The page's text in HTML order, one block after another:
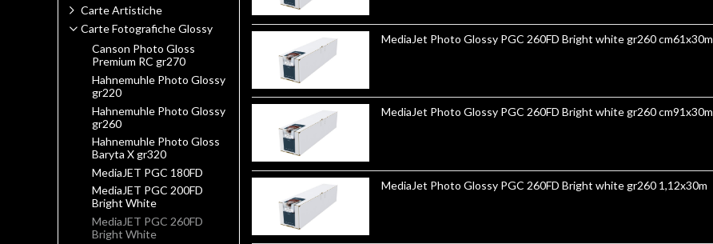
MediaJet Photo Glossy PGC 260FD Bright white gr260 cm61x30m
MediaJet Photo Glossy PGC 260FD Bright white gr260 cm91x30m
MediaJet Photo Glossy PGC 260FD Bright white gr260 1,12x30m
Carte Artistiche
Carte Fotografiche Glossy
Canson Photo Gloss
Premium RC gr270
Hahnemuhle Photo Glossy
gr220
Hahnemuhle Photo Glossy
gr260
Hahnemuhle Photo Gloss
Baryta X gr320
MediaJET PGC 180FD
MediaJET PGC 200FD
Bright White
MediaJET PGC 260FD
Bright White